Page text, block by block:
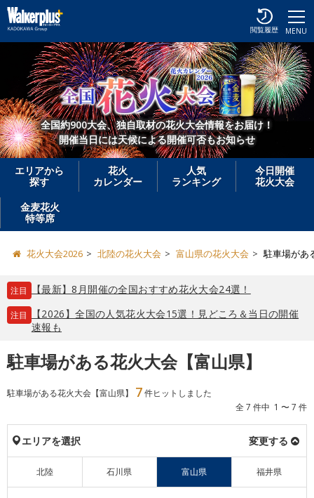
MENU
閲覧履歴
全国約900大会、独自取材の花火大会情報をお届け！
開催当日には天候による開催可否もお知らせ
エリアから
探す
花火
カレンダー
人気
ランキング
今日開催
花火大会
金麦花火
特等席
花火大会2026 北陸の花火大会 富山県の花火大会 駐車場があ
注目 【最新】8月開催の全国おすすめ花火大会24選！
注目
【2026】全国の人気花火大会15選！見どころ＆当日の開催
速報も
駐車場がある花火大会【富山県】
駐車場がある花火大会【富山県】 7件ヒットしました
全 7 件中 1 〜 7 件
エリアを選択 変更する
北陸 石川県 富山県 福井県